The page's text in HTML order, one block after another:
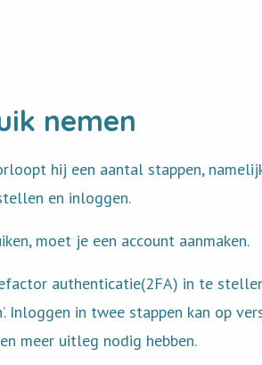
nemen
hij een aantal stappen,
en inloggen.
moet je een account aanmaken.
authenticatie(2FA) in te
Inloggen in twee stappen kan op
meer uitleg nodig hebben.